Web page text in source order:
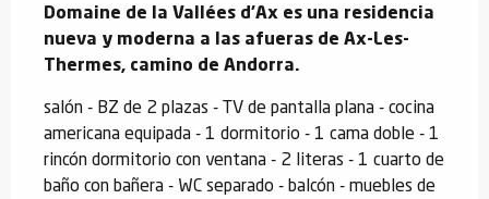
Domaine de la Vallées d'Ax es una residencia
nueva y moderna a las afueras de Ax-Les-
Thermes, camino de Andorra.
salón - BZ de 2 plazas - TV de pantalla plana - cocina
americana equipada - 1 dormitorio - 1 cama doble - 1
rincón dormitorio con ventana - 2 literas - 1 cuarto de
baño con bañera - WC separado - balcón - muebles de